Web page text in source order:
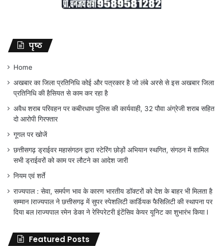
पृष्ठ
Home
अखबार का जिला प्रतिनिधि कोई और पत्रकार है जो लंबे अरसे से इस अखबार जिला
प्रतिनिधि की हैसियत से काम कर रहा है
अवैध शराब परिवहन पर कबीरधाम पुलिस की कार्यवाही, 32 पौवा अंग्रेजी शराब सहित
दो आरोपी गिरफ्तार
गूगल पर खोजें
छत्तीसगढ़ ड्राईवर महासंगठन द्वारा स्टेरिंग छोड़ों अभियान स्थगित, संगठन में शामिल
सभी ड्राईवरों को काम पर लौटने का आदेश जारी
नियम एवं शर्ते
राज्यपाल : सेवा, समर्पण भाव के कारण भारतीय डॉक्टरों को देश के बाहर भी मिलता है
सम्मान lराज्यपाल ने छत्तीसगढ़ में सुपर स्पेशलिटी कार्डियक फैसिलिटी की स्थापना पर
दिया बल lराज्यपाल रमेन डेका ने रेस्पिरेटरी इंटेंसिव केयर यूनिट का शुभारंभ किया l
Featured Posts